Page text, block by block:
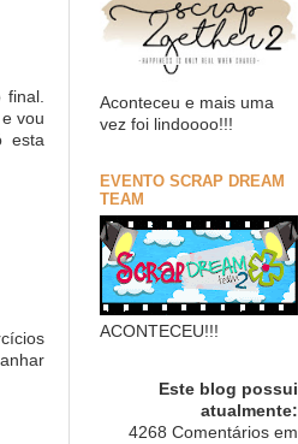
vou
esta
Aconteceu e mais uma
vez foi lindoooo!!!
EVENTO SCRAP DREAM
TEAM
ACONTECEU!!!
Este blog possui
atualmente:
4268 Comentários em